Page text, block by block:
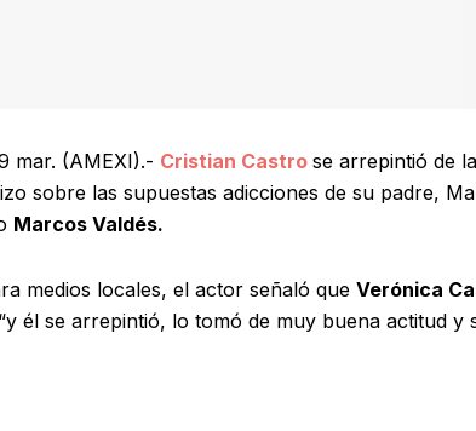
mar. (AMEXI).- Cristian Castro se arrepintió de
sobre las supuestas adicciones de su padre,
Marcos Valdés.
medios locales, el actor señaló que Verónica
él se arrepintió, lo tomó de muy buena actitud y